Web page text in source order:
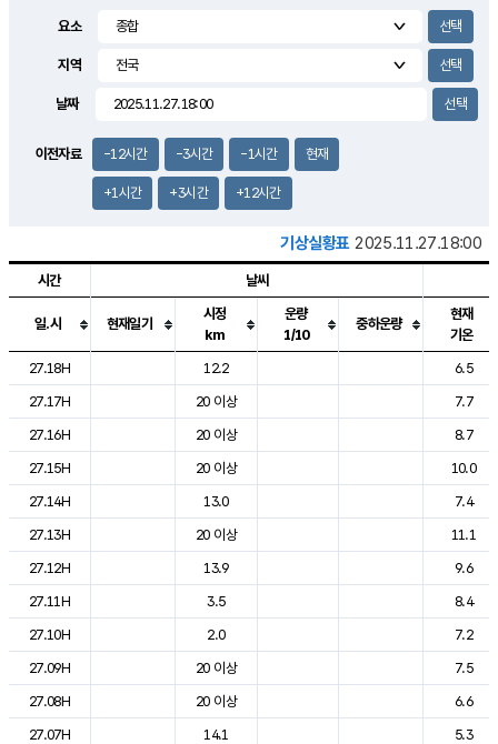
0.8m/s
요소
지역
날짜
이전자료 -12시간 -3시간 -1시간 현재
+1시간 +3시간 +12시간
기상실황표 2025.11.27.18:00
도시별 기상실황표로 지점, 날씨, 기온, 강수, 바람, 기압등을 안내한 표입
시간 날씨
일.시 현재일기
시정
km
운량
1/10
중하운량
현재
기온
27.18H
12.2
6.5
27.17H
20 이상
7.7
27.16H
20 이상
8.7
27.15H
20 이상
10.0
27.14H
13.0
7.4
27.13H
20 이상
11.1
27.12H
13.9
9.6
27.11H
3.5
8.4
27.10H
2.0
7.2
27.09H
20 이상
7.5
27.08H
20 이상
6.6
27.07H
14.1
5.3